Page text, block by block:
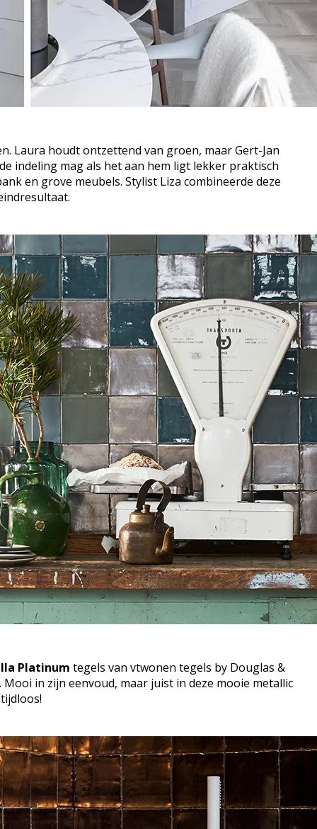
Laura houdt ontzettend van groen, maar Gert-Jan
indeling mag als het aan hem ligt lekker praktisch
en grove meubels. Stylist Liza combineerde deze
Platinum tegels van vtwonen tegels by Douglas &
in zijn eenvoud, maar juist in deze mooie metallic